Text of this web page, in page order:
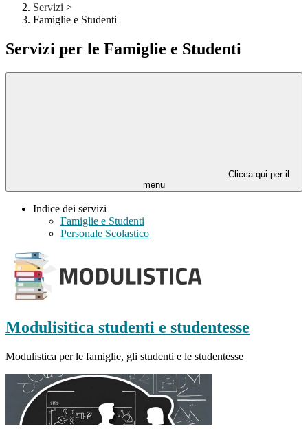
Servizi >
Famiglie e Studenti
Servizi per le Famiglie e Studenti
Clicca qui per il
menu
Indice dei servizi
Famiglie e Studenti
Personale Scolastico
Modulisitica studenti e studentesse
Modulistica per le famiglie, gli studenti e le studentesse